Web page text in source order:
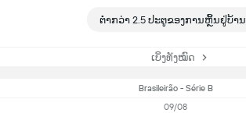
ຕ່ຳກວ່າ 2.5 ປະຕູຂອງການຫຼິ້ນຢູ່ບ້ານ
ເບິ່ງທັງໝົດ
Brasileirão - Série B
09/08